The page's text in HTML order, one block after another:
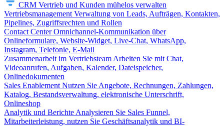
CRM Vertrieb und Kunden mühelos verwalten
Vertriebsmanagement Verwaltung von Leads, Aufträgen, Kontakten,
Pipelines, Zugriffsrechten und Rollen
Contact Center Omnichannel-Kommunikation über
Onlineformulare, Website-Widget, Live-Chat, WhatsApp,
Instagram, Telefonie, E-Mail
Zusammenarbeit im Vertriebsteam Arbeiten Sie mit Chat,
Videoanrufen, Aufgaben, Kalender, Dateispeicher,
Onlinedokumenten
Sales Enablement Nutzen Sie Angebote, Rechnungen, Zahlungen,
Katalog, Bestandsverwaltung, elektronische Unterschrift,
Onlineshop
Analytik und Berichte Analysieren Sie Sales Funnel,
Mitarbeiterleistung, nutzen Sie Geschäftsanalytik und BI-